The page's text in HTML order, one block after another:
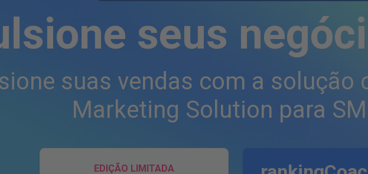
seus
suas vendas com a
Marketing Solution para
EDIÇÃO LIMITADA